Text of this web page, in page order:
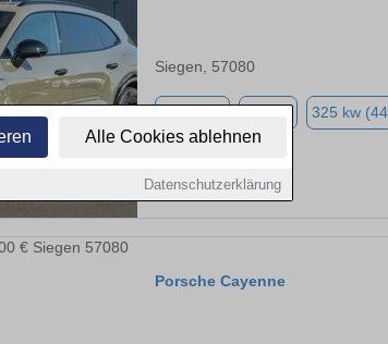
Alle Cookies ablehnen
Datenschutzerklärung
Siegen, 57080
Elektro 325 kw
Porsche Cayenne